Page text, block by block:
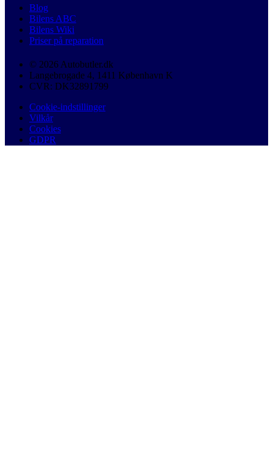
Blog
Bilens ABC
Bilens Wiki
Priser på reparation
© 2026 Autobutler.dk
Langebrogade 4, 1411 København K
CVR: DK32891799
Cookie-indstillinger
Vilkår
Cookies
GDPR